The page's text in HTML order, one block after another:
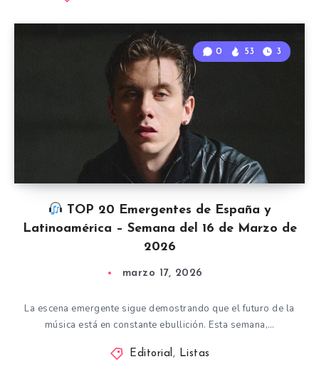
TOP 20 Emergentes de España y
Latinoamérica – Semana del 16 de Marzo de
2026
0 53 3
marzo 17, 2026
La escena emergente sigue demostrando que el futuro de la
música está en constante ebullición. Esta semana,…
Editorial, Listas